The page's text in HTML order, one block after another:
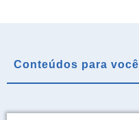
Conteúdos para você